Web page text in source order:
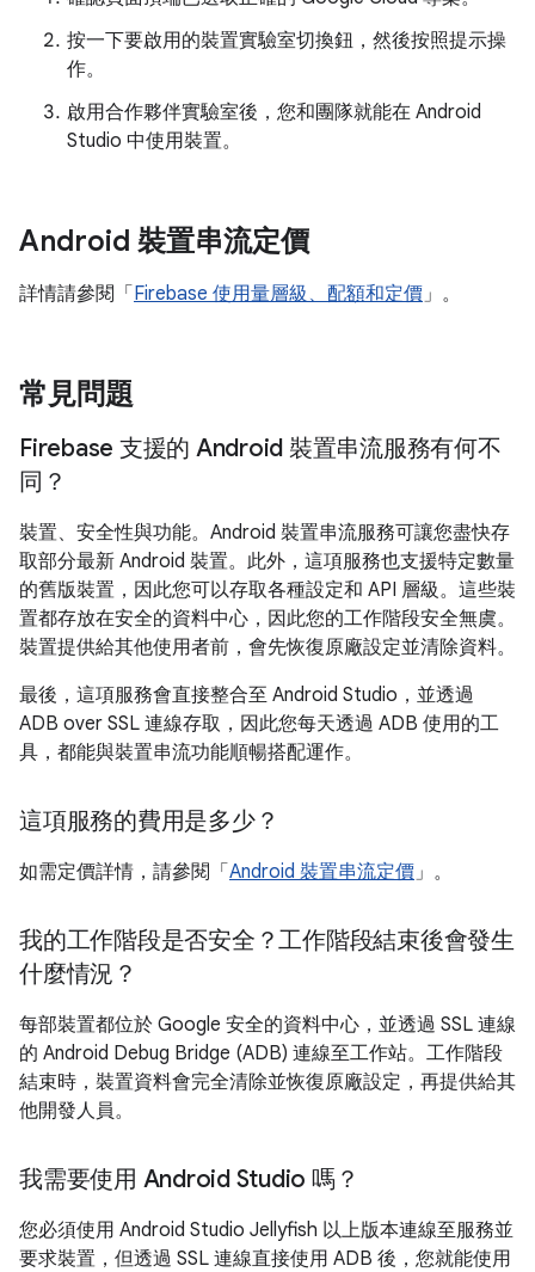
按一下要啟用的裝置實驗室切換鈕，然後按照提示操
作。
啟用合作夥伴實驗室後，您和團隊就能在 Android
Studio 中使用裝置。
Android 裝置串流定價
詳情請參閱「Firebase 使用量層級、配額和定價 」。
常見問題
Firebase 支援的 Android 裝置串流服務有何不
同？
裝置、安全性與功能。Android 裝置串流服務可讓您盡快存
取部分最新 Android 裝置。此外，這項服務也支援特定數量
的舊版裝置，因此您可以存取各種設定和 API 層級。這些裝
置都存放在安全的資料中心，因此您的工作階段安全無虞。
裝置提供給其他使用者前，會先恢復原廠設定並清除資料。
最後，這項服務會直接整合至 Android Studio，並透過
ADB over SSL 連線存取，因此您每天透過 ADB 使用的工
具，都能與裝置串流功能順暢搭配運作。
這項服務的費用是多少？
如需定價詳情，請參閱「Android 裝置串流定價 」。
我的工作階段是否安全？工作階段結束後會發生
什麼情況？
每部裝置都位於 Google 安全的資料中心，並透過 SSL 連線
的 Android Debug Bridge (ADB) 連線至工作站。工作階段
結束時，裝置資料會完全清除並恢復原廠設定，再提供給其
他開發人員。
我需要使用 Android Studio 嗎？
您必須使用 Android Studio Jellyfish 以上版本連線至服務並
要求裝置，但透過 SSL 連線直接使用 ADB 後，您就能使用